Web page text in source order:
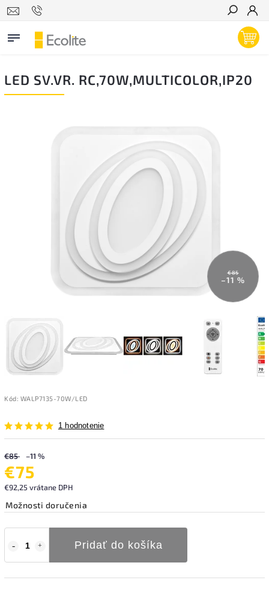
Hľadať
LED SV.VR. RC,70W,MULTICOLOR,IP20
€85
–11 %
Kód: WALP7135-70W/LED
1 hodnotenie
€85 –11 %
€75
€92,25 vrátane DPH
Možnosti doručenia
Pridať do košíka